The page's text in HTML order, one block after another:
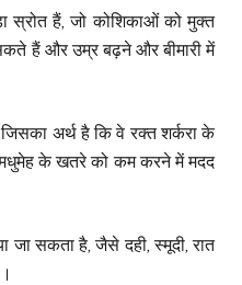
स्रोत हैं, जो कोशिकाओं को मुक्त
हैं और उम्र बढ़ने और बीमारी में
अर्थ है कि वे रक्त शर्करा के
के खतरे को कम करने में मदद
जा सकता है, जैसे दही, स्मूदी, रात